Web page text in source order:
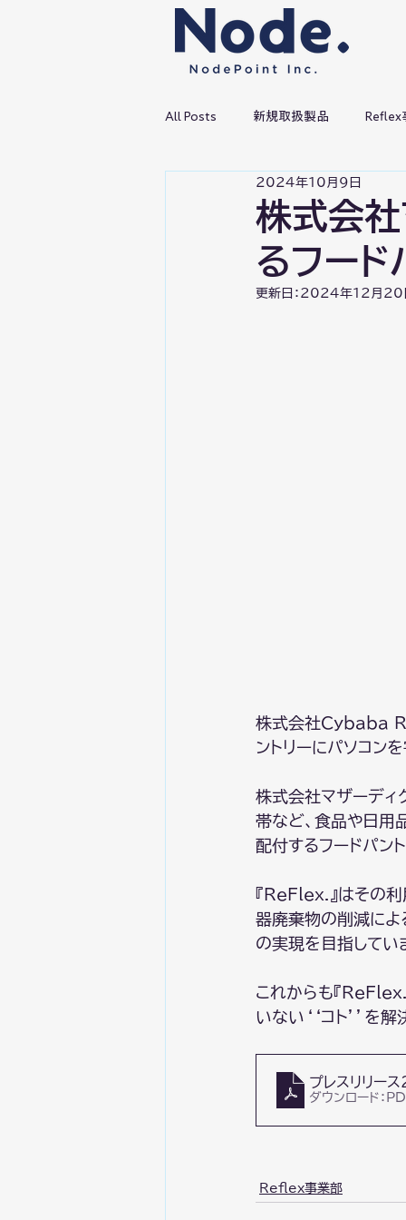
All Posts 新規取扱製品 Reflex
株式会社
るフード
2024年10月9日
更新日： 2024年12月20
株式会社Cybaba
ントリーにパソコン
株式会社マザーディ
帯など、食品や日用
配付するフードパン
『ReFlex.』はその
器廃棄物の削減に
の実現を目指してい
これからも『ReFlex.
いない‘‘コト’’を解
プレスリリ
ダウンロード：
Reflex事業部